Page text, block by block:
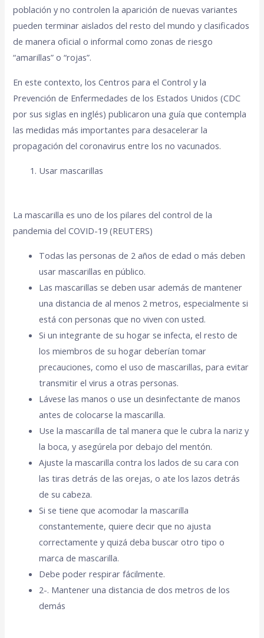
población y no controlen la aparición de nuevas variantes
pueden terminar aislados del resto del mundo y clasificados
de manera oficial o informal como zonas de riesgo
“amarillas” o “rojas”.
En este contexto, los Centros para el Control y la
Prevención de Enfermedades de los Estados Unidos (CDC
por sus siglas en inglés) publicaron una guía que contempla
las medidas más importantes para desacelerar la
propagación del coronavirus entre los no vacunados.
Usar mascarillas
La mascarilla es uno de los pilares del control de la
pandemia del COVID-19 (REUTERS)
Todas las personas de 2 años de edad o más deben
usar mascarillas en público.
Las mascarillas se deben usar además de mantener
una distancia de al menos 2 metros, especialmente si
está con personas que no viven con usted.
Si un integrante de su hogar se infecta, el resto de
los miembros de su hogar deberían tomar
precauciones, como el uso de mascarillas, para evitar
transmitir el virus a otras personas.
Lávese las manos o use un desinfectante de manos
antes de colocarse la mascarilla.
Use la mascarilla de tal manera que le cubra la nariz y
la boca, y asegúrela por debajo del mentón.
Ajuste la mascarilla contra los lados de su cara con
las tiras detrás de las orejas, o ate los lazos detrás
de su cabeza.
Si se tiene que acomodar la mascarilla
constantemente, quiere decir que no ajusta
correctamente y quizá deba buscar otro tipo o
marca de mascarilla.
Debe poder respirar fácilmente.
2-. Mantener una distancia de dos metros de los
demás